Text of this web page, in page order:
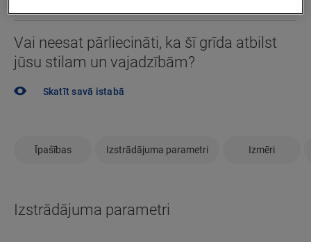
Vai neesat pārliecināti, ka šī grīda atbilst
jūsu stilam un vajadzībām?
Skatīt savā istabā
Īpašības Izstrādājuma parametri Izmēri
Izstrādājuma parametri